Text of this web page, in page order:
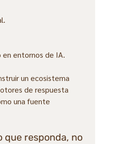
en entornos de IA.
un ecosistema
de respuesta
una fuente
que responda, no